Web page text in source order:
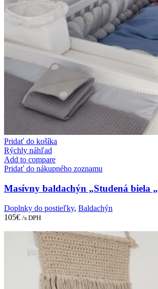
Pridať do košíka
Rýchly náhľad
Add to compare
Pridať do nákupného zoznamu
Masívny baldachýn „Studená biela „
Doplnky do postieľky, Baldachýn
105€ /s DPH